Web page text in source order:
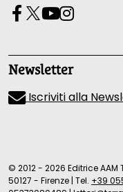
Newsletter
Iscriviti alla
© 2012 - 2026 Editrice AAM
50127 - Firenze | Tel. +39